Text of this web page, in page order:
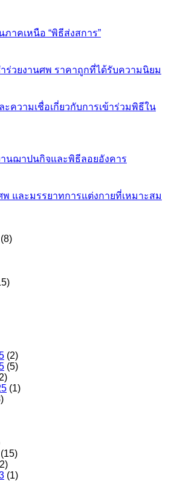
าคเหนือ “พิธีส่งสการ”
ร่วยงานศพ ราคาถูกที่ได้รับความนิยม
ความเชื่อเกี่ยวกับการเข้าร่วมพิธีใน
นฌาปนกิจและพิธีลอยอังคาร
และมรรยาทการแต่งกายที่เหมาะสม
(8)
(2)
(5)
(1)
(15)
(1)